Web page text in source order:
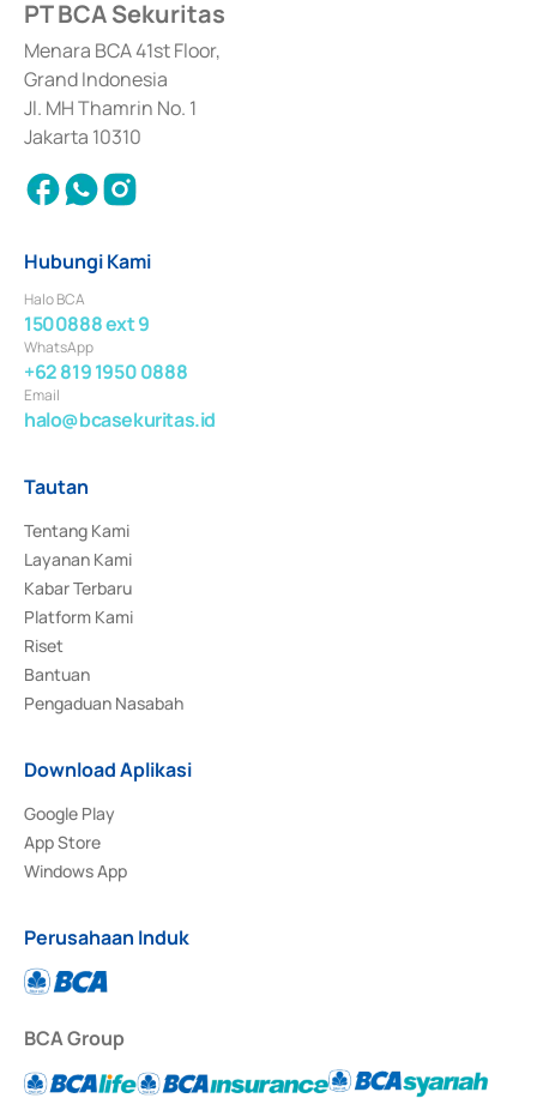
Sertifikat Deposito di Pasar Uang yang izinnya diterbitkan pada tahun 2017
dan izin usaha lainnya dari Bank Indonesia sebagai Lembaga Pendukung
Penerbitan, Transaksi, serta Penatausahaan dan Penyelesaian Transaksi
Surat Berharga Komersial yang izinnya diterbitkan pada tahun 2018.
PT BCA Sekuritas
Menara BCA 41st Floor,
Grand Indonesia
Jl. MH Thamrin No. 1
Jakarta 10310
Hubungi Kami
Halo BCA
1500888 ext 9
WhatsApp
+62 819 1950 0888
Email
halo@bcasekuritas.id
Tautan
Tentang Kami
Layanan Kami
Kabar Terbaru
Platform Kami
Riset
Bantuan
Pengaduan Nasabah
Download Aplikasi
Google Play
App Store
Windows App
Perusahaan Induk
BCA Group